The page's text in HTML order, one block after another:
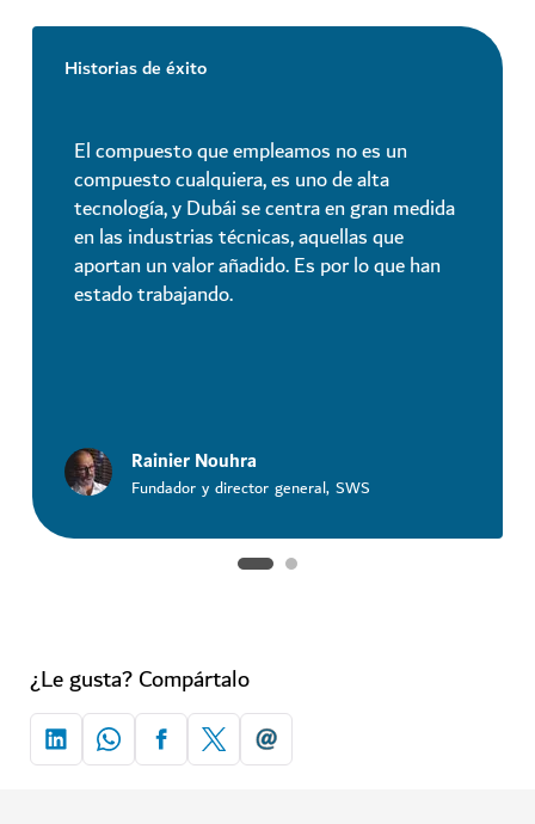
Historias de éxito
El compuesto que empleamos no es un
compuesto cualquiera, es uno de alta
tecnología, y Dubái se centra en gran medida
en las industrias técnicas, aquellas que
aportan un valor añadido. Es por lo que han
estado trabajando.
Rainier Nouhra
Fundador y director general, SWS
¿Le gusta? Compártalo